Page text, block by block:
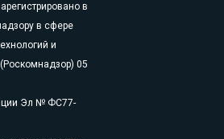
в
в сфере
и
05
Эл № ФС77-